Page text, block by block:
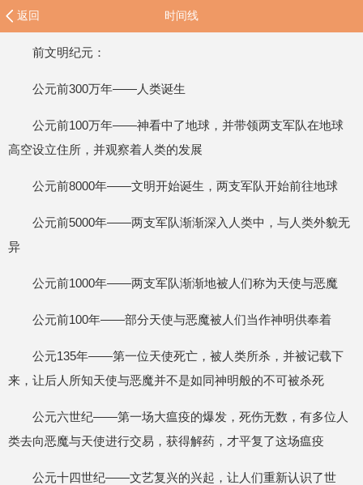
返回 时间线
前文明纪元：
公元前300万年——人类诞生
公元前100万年——神看中了地球，并带领两支军队在地球
高空设立住所，并观察着人类的发展
公元前8000年——文明开始诞生，两支军队开始前往地球
公元前5000年——两支军队渐渐深入人类中，与人类外貌无
异
公元前1000年——两支军队渐渐地被人们称为天使与恶魔
公元前100年——部分天使与恶魔被人们当作神明供奉着
公元135年——第一位天使死亡，被人类所杀，并被记载下
来，让后人所知天使与恶魔并不是如同神明般的不可被杀死
公元六世纪——第一场大瘟疫的爆发，死伤无数，有多位人
类去向恶魔与天使进行交易，获得解药，才平复了这场瘟疫
公元十四世纪——文艺复兴的兴起，让人们重新认识了世